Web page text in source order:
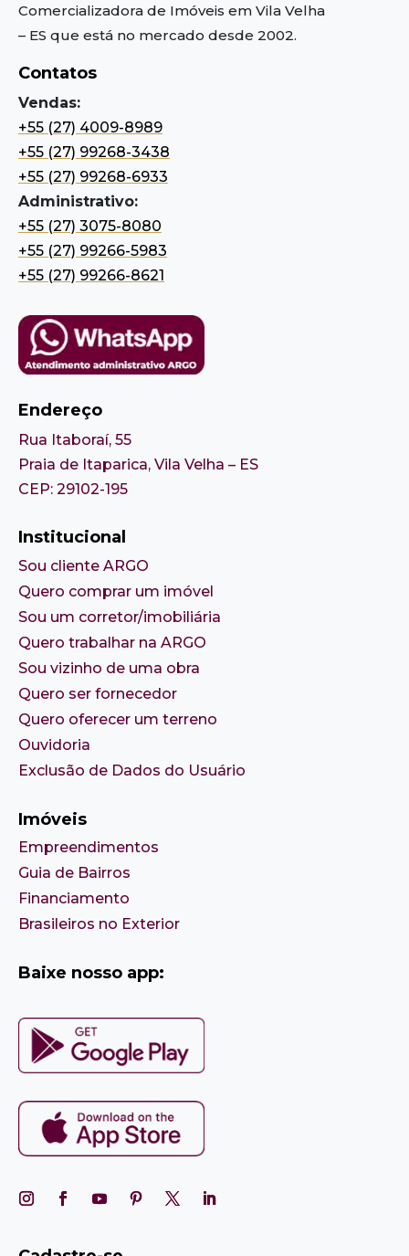
Comercializadora de Imóveis em Vila Velha
– ES que está no mercado desde 2002.
Contatos
Vendas:
+55 (27) 4009-8989
+55 (27) 99268-3438
+55 (27) 99268-6933
Administrativo:
+55 (27) 3075-8080
+55 (27) 99266-5983
+55 (27) 99266-8621
Endereço
Rua Itaboraí, 55
Praia de Itaparica, Vila Velha – ES
CEP: 29102-195
Institucional
Sou cliente ARGO
Quero comprar um imóvel
Sou um corretor/imobiliária
Quero trabalhar na ARGO
Sou vizinho de uma obra
Quero ser fornecedor
Quero oferecer um terreno
Ouvidoria
Exclusão de Dados do Usuário
Imóveis
Empreendimentos
Guia de Bairros
Financiamento
Brasileiros no Exterior
Baixe nosso app: